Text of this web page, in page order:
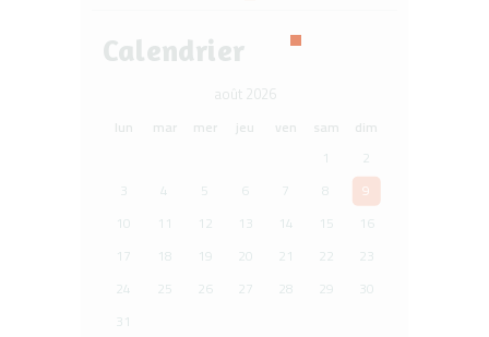
Calendrier
août 2026
lun mar mer jeu ven sam
dim
1
2
3
4 5 6 7 8
9
10
11 12 13 14 15
16
17
18 19 20 21 22
23
24
25 26 27 28 29
30
31